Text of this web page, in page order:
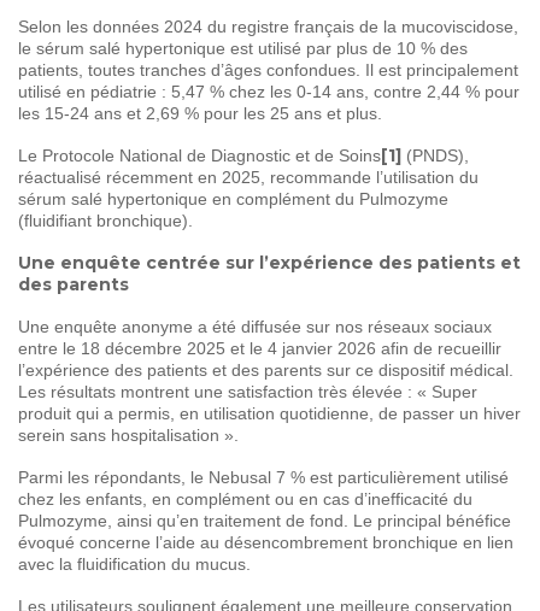
Selon les données 2024 du registre français de la mucoviscidose,
le sérum salé hypertonique est utilisé par plus de 10 % des
patients, toutes tranches d’âges confondues. Il est principalement
utilisé en pédiatrie : 5,47 % chez les 0-14 ans, contre 2,44 % pour
les 15-24 ans et 2,69 % pour les 25 ans et plus.
Le Protocole National de Diagnostic et de Soins[1] (PNDS),
réactualisé récemment en 2025, recommande l’utilisation du
sérum salé hypertonique en complément du Pulmozyme
(fluidifiant bronchique).
Une enquête centrée sur l’expérience des patients et
des parents
Une enquête anonyme a été diffusée sur nos réseaux sociaux
entre le 18 décembre 2025 et le 4 janvier 2026 afin de recueillir
l’expérience des patients et des parents sur ce dispositif médical.
Les résultats montrent une satisfaction très élevée : « Super
produit qui a permis, en utilisation quotidienne, de passer un hiver
serein sans hospitalisation ».
Parmi les répondants, le Nebusal 7 % est particulièrement utilisé
chez les enfants, en complément ou en cas d’inefficacité du
Pulmozyme, ainsi qu’en traitement de fond. Le principal bénéfice
évoqué concerne l’aide au désencombrement bronchique en lien
avec la fluidification du mucus.
Les utilisateurs soulignent également une meilleure conservation